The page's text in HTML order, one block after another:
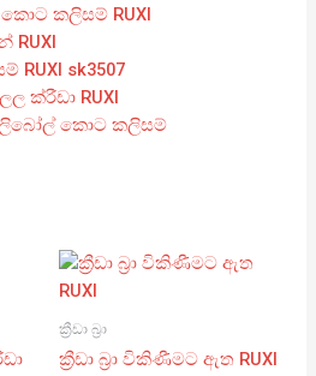
කලිසම් RUXI
RUXI
sk3507
ක්රීඩා RUXI
කොට කලිසම්
ක්‍රීඩා බ්‍රා
ක්‍රීඩා බ්‍රා විකිණීමට ඇත RUXI